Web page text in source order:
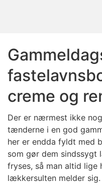
creme og
Der er nærmest ikke
tænderne i en god
her er endda fyldt med
som gør dem sindssygt
fryses, så man altid lige
lækkersulten melder sig.